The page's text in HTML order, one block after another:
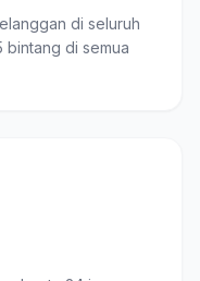
di seluruh
bintang di semua